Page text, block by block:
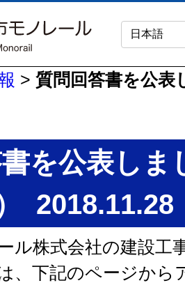
> 質問回答書を公表
を公表しま
2018.11.28
ル株式会社の建設工
、下記のページから